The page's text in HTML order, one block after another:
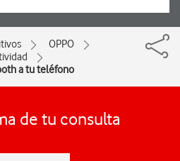
OPPO
a tu teléfono
de tu consulta